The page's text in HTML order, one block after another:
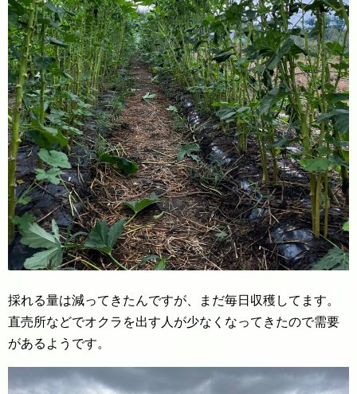
採れる量は減ってきたんですが、まだ毎日収穫してます。
直売所などでオクラを出す人が少なくなってきたので需要
があるようです。